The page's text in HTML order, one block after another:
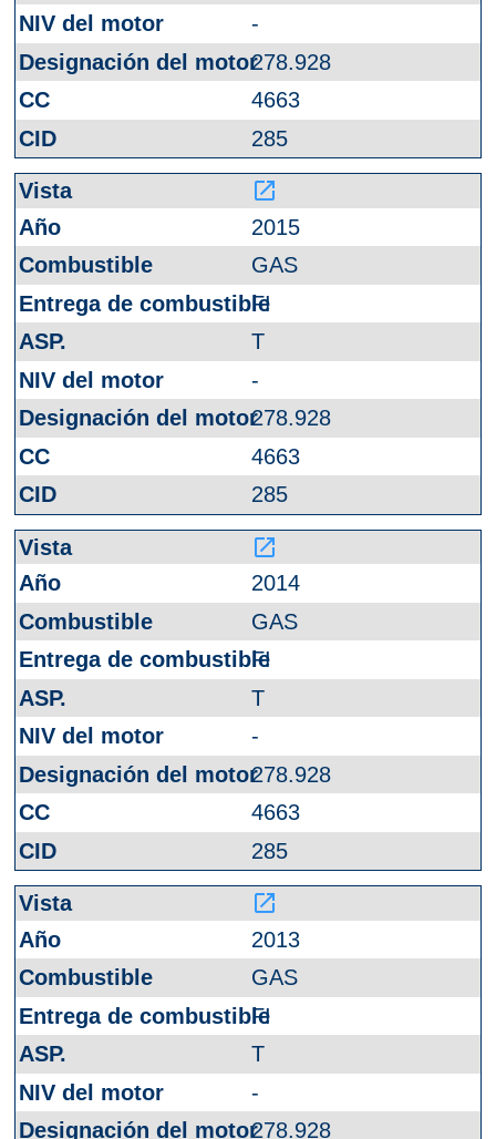
-
278.928
4663
285
launch
2015
GAS
FI
T
-
278.928
4663
285
launch
2014
GAS
FI
T
-
278.928
4663
285
launch
2013
GAS
FI
T
-
278.928